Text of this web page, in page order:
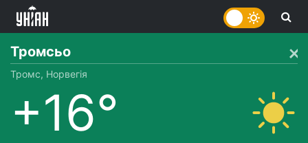
Тромсьо
Тромс, Норвегія
+16°